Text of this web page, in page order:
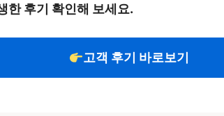
한 후기 확인해 보세요.
고객 후기 바로보기